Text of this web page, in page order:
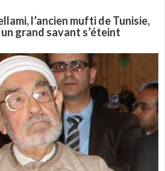
l’ancien mufti de Tunisie,
grand savant s’éteint